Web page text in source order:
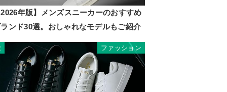
年版】メンズスニーカーのおすすめ
ンド30選。おしゃれなモデルもご紹介
ファッション